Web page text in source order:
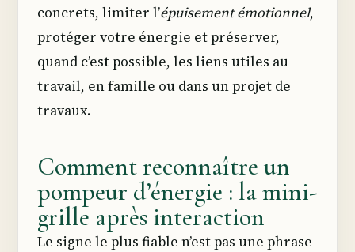
concrets, limiter l’épuisement émotionnel,
protéger votre énergie et préserver,
quand c’est possible, les liens utiles au
travail, en famille ou dans un projet de
travaux.
Comment reconnaître un
pompeur d’énergie : la mini-
grille après interaction
Le signe le plus fiable n’est pas une phrase